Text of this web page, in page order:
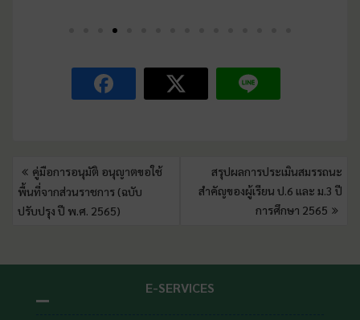
คู่มือการอนุมัติ อนุญาตขอใช้
พื้นที่จากส่วนราชการ (ฉบับ
ปรับปรุง ปี พ.ศ. 2565)
สรุปผลการประเมินสมรรถนะ
สำคัญของผู้เรียน ป.6 และ ม.3 ปี
การศึกษา 2565
E-SERVICES